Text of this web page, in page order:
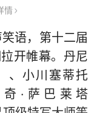
情
语，第十二届
开帷幕。丹尼
、小川塞蒂托
奇·萨巴莱塔